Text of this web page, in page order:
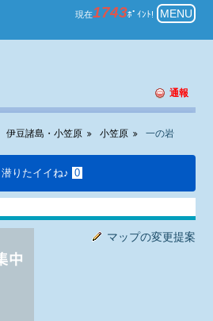
・小笠原 小笠原 ダイビ
現在1743ﾎﾟｲﾝﾄ! MENU
通報
伊豆諸島・小笠原 小笠原 一の岩
潜りたイイね♪ 0
マップの変更提案